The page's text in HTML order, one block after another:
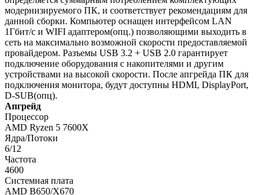
модернизируемого ПК, и соответствует рекомендациям для
данной сборки. Компьютер оснащен интерфейсом LAN
1Гбит/с и WIFI адаптером(опц.) позволяющими выходить в
сеть на максимально возможной скорости предоставляемой
провайдером. Разъемы USB 3.2 + USB 2.0 гарантирует
подключение оборудования с накопителями и другим
устройствами на высокой скорости. После апгрейда ПК для
подключения монитора, будут доступны HDMI, DisplayPort,
D-SUB(опц).
Апгрейд
Процессор
AMD Ryzen 5 7600X
Ядра/Потоки
6/12
Частота
4600
Системная плата
AMD B650/X670